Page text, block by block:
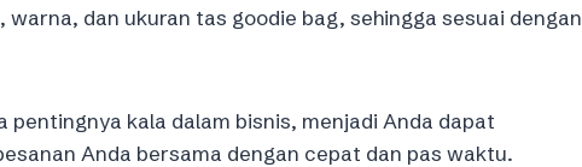
warna, dan ukuran tas goodie bag, sehingga sesuai dengan
pentingnya kala dalam bisnis, menjadi Anda dapat
Anda bersama dengan cepat dan pas waktu.